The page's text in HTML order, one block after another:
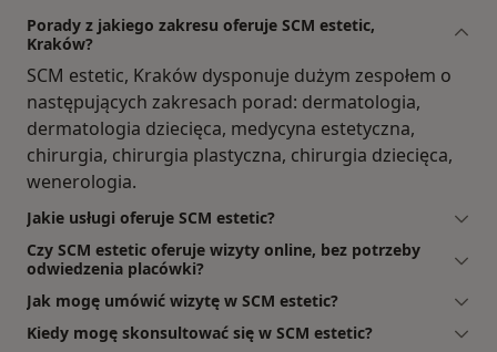
Porady z jakiego zakresu oferuje SCM estetic,
Kraków?
SCM estetic, Kraków dysponuje dużym zespołem o
następujących zakresach porad: dermatologia,
dermatologia dziecięca, medycyna estetyczna,
chirurgia, chirurgia plastyczna, chirurgia dziecięca,
wenerologia.
Jakie usługi oferuje SCM estetic?
Czy SCM estetic oferuje wizyty online, bez potrzeby
odwiedzenia placówki?
Jak mogę umówić wizytę w SCM estetic?
Kiedy mogę skonsultować się w SCM estetic?